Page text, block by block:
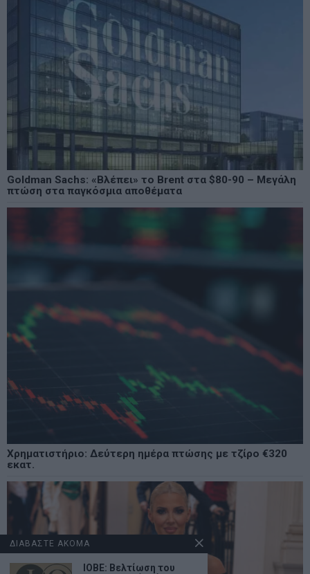
Goldman Sachs: «Βλέπει» το Brent στα $80-90 – Μεγάλη
πτώση στα παγκόσμια αποθέματα
Χρηματιστήριο: Δεύτερη ημέρα πτώσης με τζίρο €320
εκατ.
ΔΙΑΒΑΣΤΕ ΑΚΟΜΑ
ΙΟΒΕ: Βελτίωση του